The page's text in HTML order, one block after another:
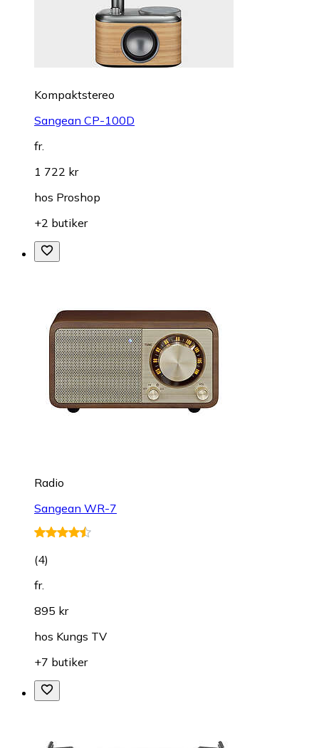
Kompaktstereo
Sangean CP-100D
fr.
1 722 kr
hos Proshop
+2 butiker
Radio
Sangean WR-7
(4)
fr.
895 kr
hos Kungs TV
+7 butiker